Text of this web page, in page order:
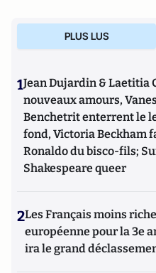
PLUS LUS
1Jean Dujardin & Laetitia
nouveaux amours,
Benchetrit enterrent le
fond, Victoria Beckham
Ronaldo du bisco-fils;
Shakespeare queer
2Les Français moins
européenne pour la 3e
ira le grand